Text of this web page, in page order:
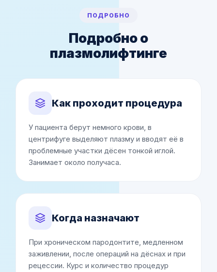
ПОДРОБНО
Подробно о
плазмолифтинге
Как проходит процедура
У пациента берут немного крови, в
центрифуге выделяют плазму и вводят её в
проблемные участки дёсен тонкой иглой.
Занимает около получаса.
Когда назначают
При хроническом пародонтите, медленном
заживлении, после операций на дёснах и при
рецессии. Курс и количество процедур